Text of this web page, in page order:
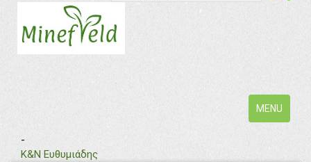
Toggle
navigation
MENU
-
Κ&Ν Ευθυμιάδης